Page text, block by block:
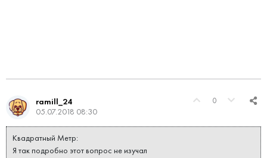
0
ramill_24
05.07.2018 08:30
Квадратный Метр:
Я так подробно этот вопрос не изучал